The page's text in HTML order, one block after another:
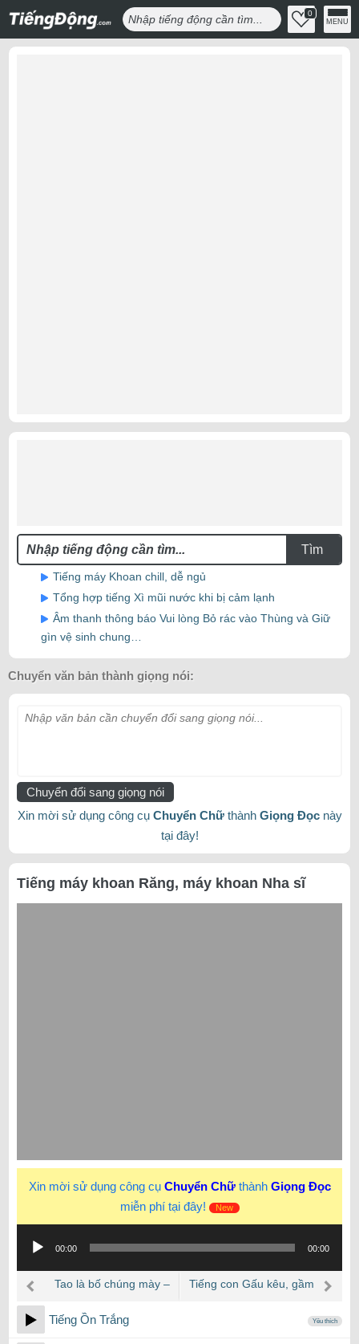
0
MENU
Tìm
Tiếng máy Khoan chill, dễ ngủ
Tổng hợp tiếng Xì mũi nước khi bị cảm lạnh
Âm thanh thông báo Vui lòng Bỏ rác vào Thùng và Giữ
gìn vệ sinh chung…
Chuyển văn bản thành giọng nói:
Nhập văn bản cần chuyển đổi sang giọng nói...
Chuyển đổi sang giọng nói
Xin mời sử dụng công cụ Chuyển Chữthành Giọng Đọcnày
tại đây!
Tiếng máy khoan Răng, máy khoan Nha sĩ
Xin mời sử dụng công cụ Chuyển Chữthành Giọng Đọc
miễn phí tại đây!
New
phát
âm
thanh
00:00 00:00
Tao là bố chúng mày –
Tiếng con Gấu kêu, gầm
Tiếng Ồn Trắng Yêu thích